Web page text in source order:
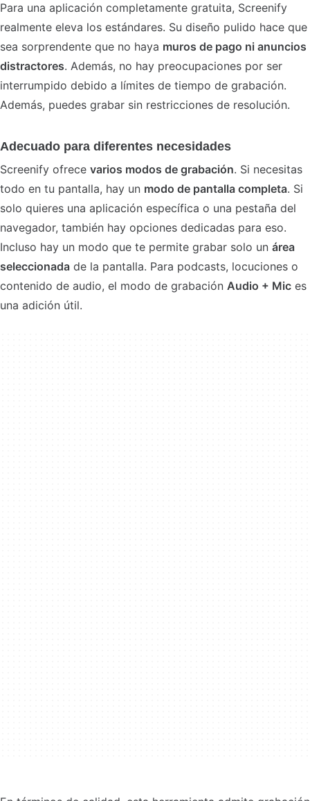
Para una aplicación completamente gratuita, Screenify
realmente eleva los estándares. Su diseño pulido hace que
sea sorprendente que no haya muros de pago ni anuncios
distractores. Además, no hay preocupaciones por ser
interrumpido debido a límites de tiempo de grabación.
Además, puedes grabar sin restricciones de resolución.
Adecuado para diferentes necesidades
Screenify ofrece varios modos de grabación. Si necesitas
todo en tu pantalla, hay un modo de pantalla completa. Si
solo quieres una aplicación específica o una pestaña del
navegador, también hay opciones dedicadas para eso.
Incluso hay un modo que te permite grabar solo un área
seleccionada de la pantalla. Para podcasts, locuciones o
contenido de audio, el modo de grabación Audio + Mic es
una adición útil.